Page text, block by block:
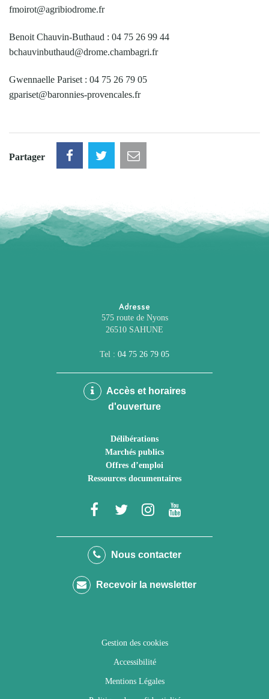
fmoirot@agribiodrome.fr
Benoit Chauvin-Buthaud : 04 75 26 99 44
bchauvinbuthaud@drome.chambagri.fr
Gwennaelle Pariset : 04 75 26 79 05
gpariset@baronnies-provencales.fr
Partager
Adresse
575 route de Nyons
26510 SAHUNE
Tel : 04 75 26 79 05
Accès et horaires
d'ouverture
Délibérations
Marchés publics
Offres d’emploi
Ressources documentaires
Lien
le
Facebook
Lien
le
Twitter
Lien
le
Instagram
Youtube
Nous contacter
Recevoir la newsletter
Gestion des cookies
Accessibilité
Mentions Légales